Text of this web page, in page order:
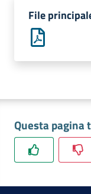
lavoro
delle
Imprese
File
Questa pagina